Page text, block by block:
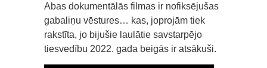
Abas dokumentālās filmas ir nofiksējušas
gabaliņu vēstures… kas, joprojām tiek
rakstīta, jo bijušie laulātie savstarpējo
tiesvedību 2022. gada beigās ir atsākuši.